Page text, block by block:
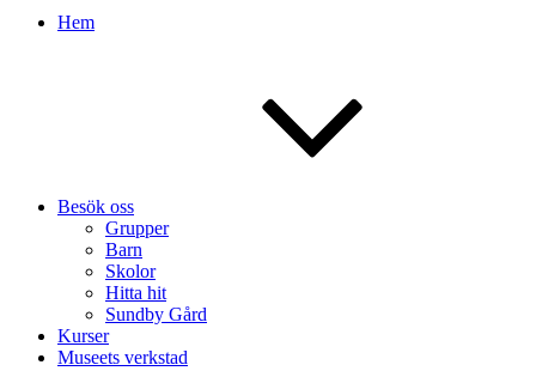
Hem
Besök oss
Grupper
Barn
Skolor
Hitta hit
Sundby Gård
Kurser
Museets verkstad